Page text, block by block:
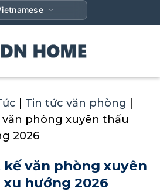
Tin tức văn phòng
văn phòng xuyên thấu
2026
kế văn phòng xuyên
hướng 2026